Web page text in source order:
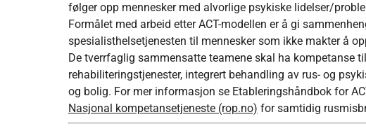
følger opp mennesker med alvorlige psykiske lidelser/
Formålet med arbeid etter ACT-modellen er å gi
spesialisthelsetjenesten til mennesker som ikke makter å
De tverrfaglig sammensatte teamene skal ha kompetanse
rehabiliteringstjenester, integrert behandling av rus- og
og bolig. For mer informasjon se Etableringshåndbok for
Nasjonal kompetansetjeneste (rop.no) for samtidig